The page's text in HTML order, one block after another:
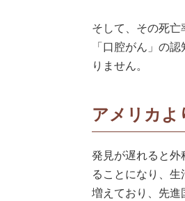
そして、その死亡
「口腔がん」の認
りません。
アメリカよ
発見が遅れると
ることになり、
増えており、先